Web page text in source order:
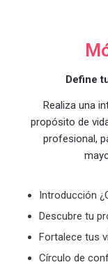
Define
Realiza una
propósito de
profesional,
Introducción
Descubre tu p
Fortalece tus v
Círculo de c